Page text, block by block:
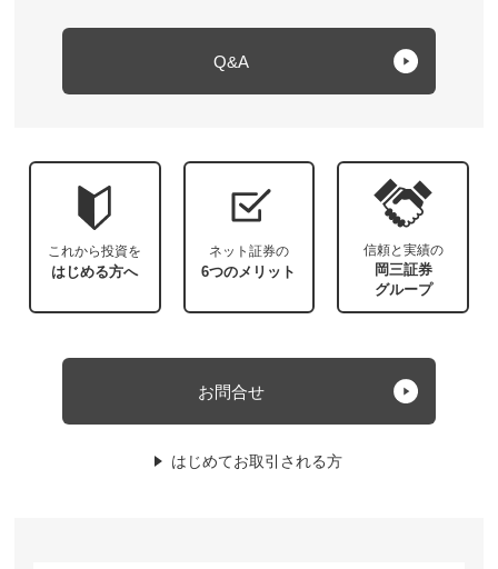
Q&A
これから投資を
はじめる方へ
ネット証券の
6つのメリット
信頼と実績の
岡三証券
グループ
お問合せ
はじめてお取引される方